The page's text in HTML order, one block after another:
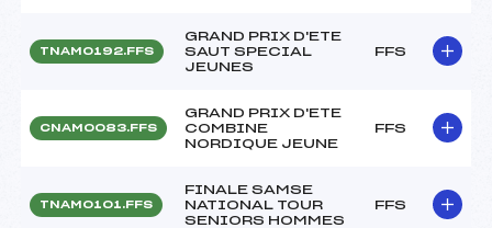
TNAM0192.FFS
GRAND PRIX D'ETE
SAUT SPECIAL
JEUNES
FFS
CNAM0083.FFS
GRAND PRIX D'ETE
COMBINE
NORDIQUE JEUNE
FFS
TNAM0101.FFS
FINALE SAMSE
NATIONAL TOUR
SENIORS HOMMES
FFS